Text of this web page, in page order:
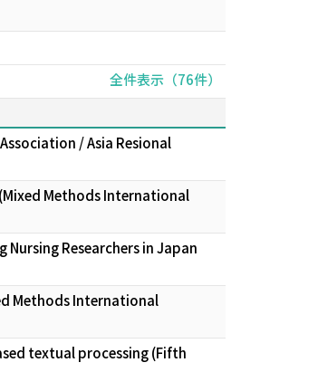
全件表示（76件）
/ Asia Resional
Methods International
Researchers in Japan
Methods International
textual processing (Fifth